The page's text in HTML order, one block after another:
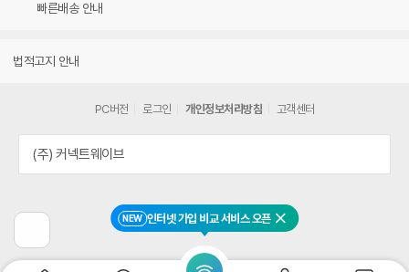
NEW 인터넷 가입 비교 서비스 오픈 닫기
빠른배송 안내
법적고지 안내
전
페
PC버전 로그인 개인정보처리방침 고객센터
(주) 커넥트웨이브